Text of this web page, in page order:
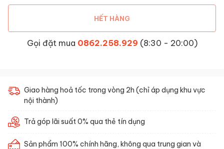
HẾT HÀNG
Gọi đặt mua 0862.258.929 (8:30 - 20:00)
Giao hàng hoả tốc trong vòng 2h (chỉ áp dụng khu vực
nội thành)
Trả góp lãi suất 0% qua thẻ tín dụng
Sản phẩm 100% chính hãng, không qua trung gian và